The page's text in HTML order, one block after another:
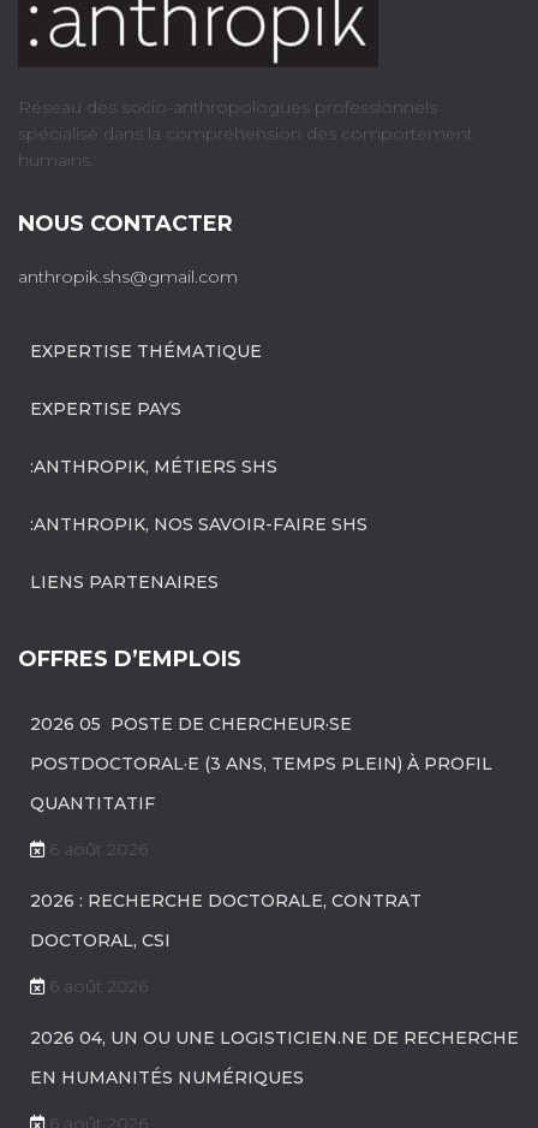
Réseau des socio-anthropologues professionnels
spécialisé dans la compréhension des comportement
humains.
NOUS CONTACTER
anthropik.shs@gmail.com
EXPERTISE THÉMATIQUE
EXPERTISE PAYS
:ANTHROPIK, MÉTIERS SHS
:ANTHROPIK, NOS SAVOIR-FAIRE SHS
LIENS PARTENAIRES
OFFRES D’EMPLOIS
2026 05 POSTE DE CHERCHEUR·SE
POSTDOCTORAL·E (3 ANS, TEMPS PLEIN) À PROFIL
QUANTITATIF
6 août 2026
2026 : RECHERCHE DOCTORALE, CONTRAT
DOCTORAL, CSI
6 août 2026
2026 04, UN OU UNE LOGISTICIEN.NE DE RECHERCHE
EN HUMANITÉS NUMÉRIQUES
6 août 2026